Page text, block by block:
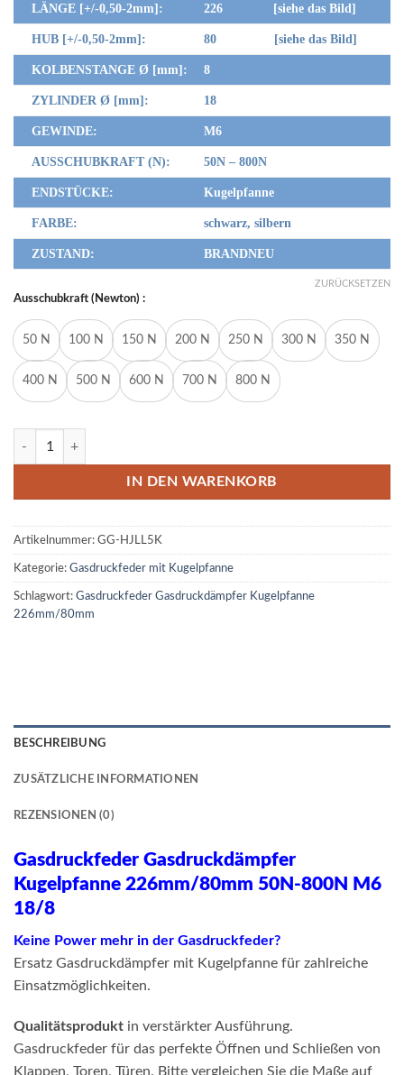
LÄNGE [+/-0,50-2mm]: 226 [siehe das Bild]
HUB [+/-0,50-2mm]: 80 [siehe das Bild]
KOLBENSTANGE Ø [mm]: 8
ZYLINDER Ø [mm]: 18
GEWINDE: M6
AUSSCHUBKRAFT (N): 50N – 800N
ENDSTÜCKE: Kugelpfanne
FARBE: schwarz, silbern
ZUSTAND: BRANDNEU
Ausschubkraft (Newton) :
50 N 100 N 150 N 200 N 250 N 300 N 350 N
400 N 500 N 600 N 700 N 800 N
ZURÜCKSETZEN
Gasdruckfeder Gasdruckdämpfer Kugelpfanne 226mm/80mm 50N-
IN DEN WARENKORB
Artikelnummer: GG-HJLL5K
Kategorie: Gasdruckfeder mit Kugelpfanne
Schlagwort: Gasdruckfeder Gasdruckdämpfer Kugelpfanne
226mm/80mm
BESCHREIBUNG
ZUSÄTZLICHE INFORMATIONEN
REZENSIONEN (0)
Gasdruckfeder Gasdruckdämpfer
Kugelpfanne 226mm/80mm 50N-800N M6
18/8
Keine Power mehr in der Gasdruckfeder?
Ersatz Gasdruckdämpfer mit Kugelpfanne für zahlreiche
Einsatzmöglichkeiten.
Qualitätsprodukt in verstärkter Ausführung.
Gasdruckfeder für das perfekte Öffnen und Schließen von
Klappen, Toren, Türen. Bitte vergleichen Sie die Maße auf